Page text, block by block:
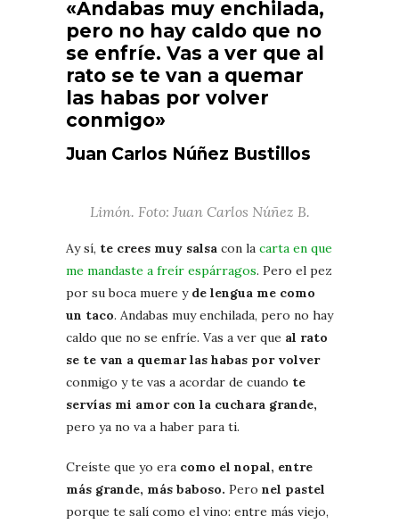
«Andabas muy enchilada,
pero no hay caldo que no
se enfríe. Vas a ver que al
rato se te van a quemar
las habas por volver
conmigo»
Juan Carlos Núñez Bustillos
Limón. Foto: Juan Carlos Núñez B.
Ay sí, te crees muy salsa con la carta en que
me mandaste a freír espárragos. Pero el pez
por su boca muere y de lengua me como
un taco. Andabas muy enchilada, pero no hay
caldo que no se enfríe. Vas a ver que al rato
se te van a quemar las habas por volver
conmigo y te vas a acordar de cuando te
servías mi amor con la cuchara grande,
pero ya no va a haber para ti.
Creíste que yo era como el nopal, entre
más grande, más baboso. Pero nel pastel
porque te salí como el vino: entre más viejo,